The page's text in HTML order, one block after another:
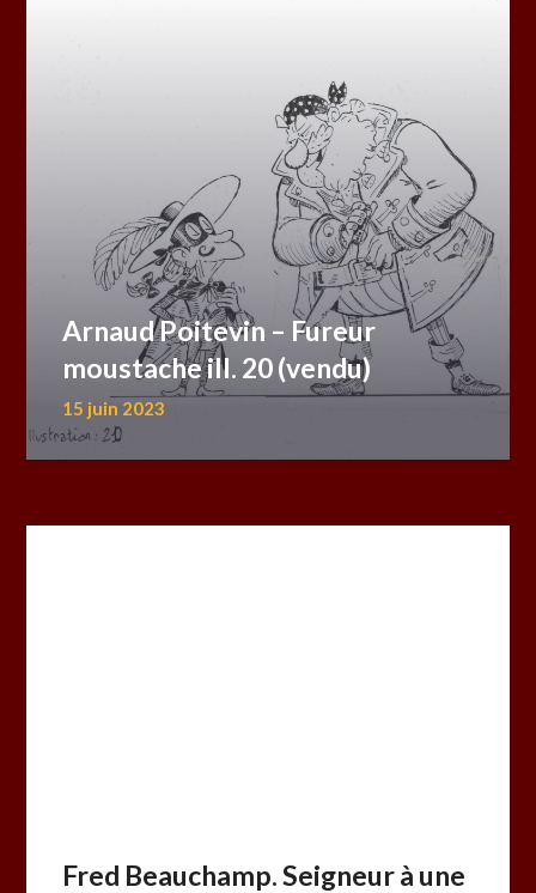
Arnaud Poitevin – Fureur
moustache ill. 20 (vendu)
15 juin 2023
Fred Beauchamp. Seigneur à une